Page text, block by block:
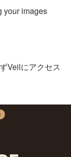
your images
Veilにアクセス